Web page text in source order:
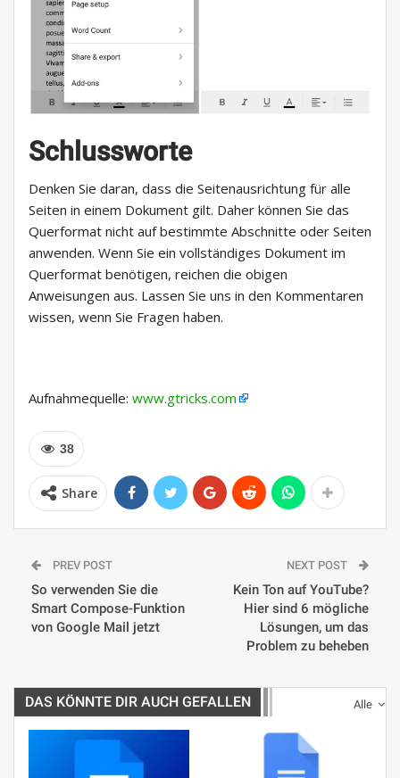
Schlussworte
Denken Sie daran, dass die Seitenausrichtung für alle
Seiten in einem Dokument gilt. Daher können Sie das
Querformat nicht auf bestimmte Abschnitte oder Seiten
anwenden. Wenn Sie ein vollständiges Dokument im
Querformat benötigen, reichen die obigen
Anweisungen aus. Lassen Sie uns in den Kommentaren
wissen, wenn Sie Fragen haben.
Aufnahmequelle: www.gtricks.com
38
Share
PREV POST
So verwenden Sie die
Smart Compose-Funktion
von Google Mail jetzt
NEXT POST
Kein Ton auf YouTube?
Hier sind 6 mögliche
Lösungen, um das
Problem zu beheben
Alle
DAS KÖNNTE DIR AUCH GEFALLEN